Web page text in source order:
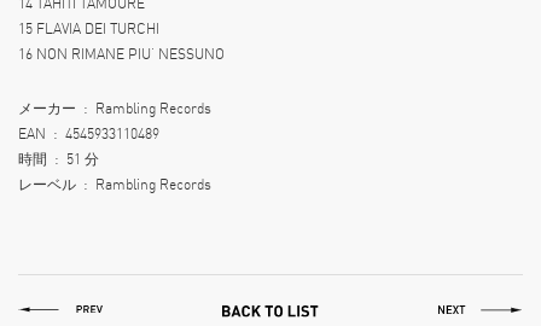
15 FLAVIA DEI TURCHI
16 NON RIMANE PIU’ NESSUNO
メーカー ‏ : ‎ Rambling Records
EAN ‏ : ‎ 4545933110489
時間 ‏ : ‎ 51 分
レーベル ‏ : ‎ Rambling Records